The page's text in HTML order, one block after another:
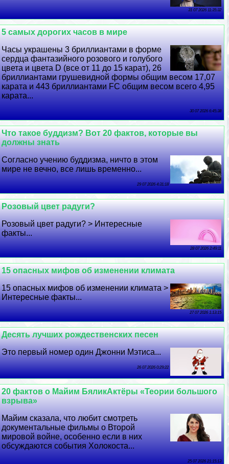
31 07 2026 11:35:32
5 самых дорогих часов в мире
Часы украшены 3 бриллиантами в форме
сердца фантазийного розового и гoлyбого
цвета и цвета D (все от 11 до 15 карат), 26
бриллиантами грушевидной формы общим весом 17,07
карата и 443 бриллиантами FC общим весом всего 4,95
карата...
30 07 2026 6:45:38
Что такое буддизм? Вот 20 фактов, которые вы
должны знать
Согласно учению буддизма, ничто в этом
мире не вечно, все лишь временно...
29 07 2026 4:31:18
Розовый цвет радуги?
Розовый цвет радуги? > Интересные
факты...
28 07 2026 2:49:11
15 опасных мифов об изменении климата
15 опасных мифов об изменении климата >
Интересные факты...
27 07 2026 1:13:15
Десять лучших рождественских песен
Это первый номер один Джонни Мэтиса...
26 07 2026 0:29:22
20 фактов о Майим БяликАктёры «Теории большого
взрыва»
Майим сказала, что любит смотреть
документальные фильмы о Второй
мировой войне, особенно если в них
обсуждаются события Холокоста...
25 07 2026 21:15:13